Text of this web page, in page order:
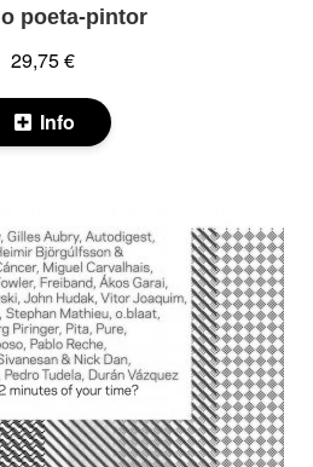
poeta-pintor
29,75 €
Info